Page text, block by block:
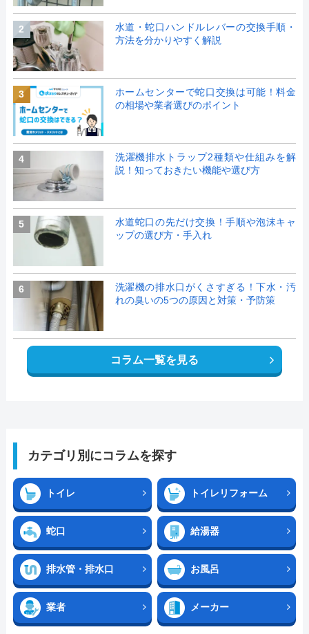
2
水道・蛇口ハンドルレバーの交換手順・
方法を分かりやすく解説
3
ホームセンターで蛇口交換は可能！料金
の相場や業者選びのポイント
4
洗濯機排水トラップ2種類や仕組みを解
説！知っておきたい機能や選び方
5
水道蛇口の先だけ交換！手順や泡沫キャ
ップの選び方・手入れ
6
洗濯機の排水口がくさすぎる！下水・汚
れの臭いの5つの原因と対策・予防策
コラム一覧を見る
カテゴリ別にコラムを探す
トイレ トイレリフォーム
蛇口 給湯器
排水管・排水口 お風呂
業者 メーカー